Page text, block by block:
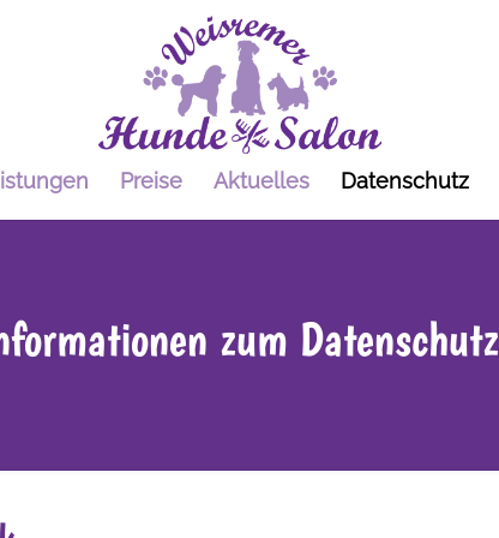
Preise Aktuelles Datenschutz
zum Datenschutz